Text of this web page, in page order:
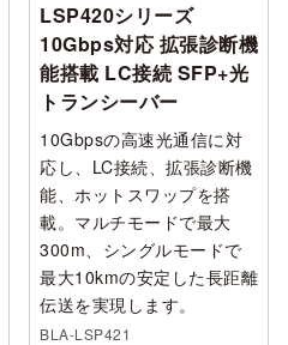
LSP420シリーズ
10Gbps対応 拡張診断機
能搭載 LC接続 SFP+光
トランシーバー
10Gbpsの高速光通信に対
応し、LC接続、拡張診断機
能、ホットスワップを搭
載。マルチモードで最大
300m、シングルモードで
最大10kmの安定した長距離
伝送を実現します。
BLA-LSP421